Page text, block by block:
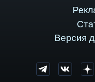
Версия